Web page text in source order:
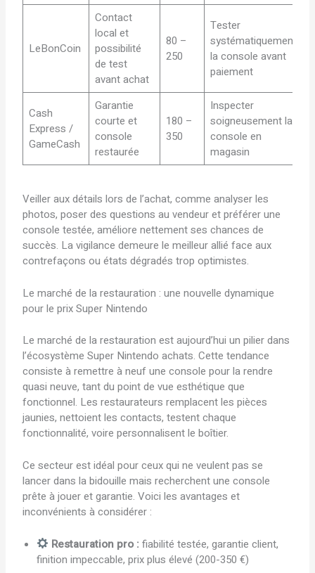
LeBonCoin
Contact
local et
possibilité
de test
avant achat
80 –
250
Tester
systématiquement
la console avant
paiement
Cash
Express /
GameCash
Garantie
courte et
console
restaurée
180 –
350
Inspecter
soigneusement la
console en
magasin
Veiller aux détails lors de l’achat, comme analyser les
photos, poser des questions au vendeur et préférer une
console testée, améliore nettement ses chances de
succès. La vigilance demeure le meilleur allié face aux
contrefaçons ou états dégradés trop optimistes.
Le marché de la restauration : une nouvelle dynamique
pour le prix Super Nintendo
Le marché de la restauration est aujourd’hui un pilier dans
l’écosystème Super Nintendo achats. Cette tendance
consiste à remettre à neuf une console pour la rendre
quasi neuve, tant du point de vue esthétique que
fonctionnel. Les restaurateurs remplacent les pièces
jaunies, nettoient les contacts, testent chaque
fonctionnalité, voire personnalisent le boîtier.
Ce secteur est idéal pour ceux qui ne veulent pas se
lancer dans la bidouille mais recherchent une console
prête à jouer et garantie. Voici les avantages et
inconvénients à considérer :
Restauration pro : fiabilité testée, garantie client,
finition impeccable, prix plus élevé (200-350 €)